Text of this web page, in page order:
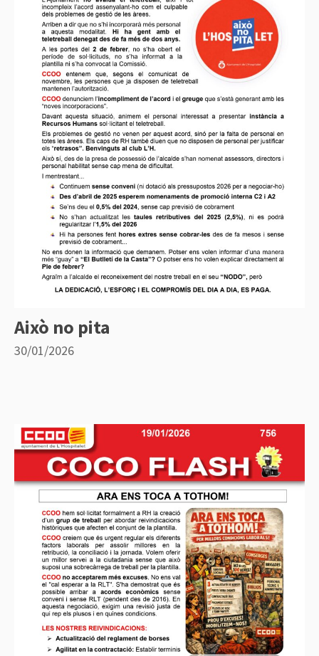
Això no pita
30/01/2026